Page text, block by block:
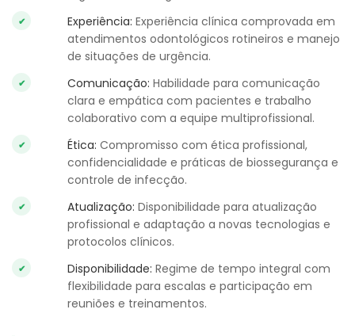
Experiência: Experiência clínica comprovada em
atendimentos odontológicos rotineiros e manejo
de situações de urgência.
Comunicação: Habilidade para comunicação
clara e empática com pacientes e trabalho
colaborativo com a equipe multiprofissional.
Ética: Compromisso com ética profissional,
confidencialidade e práticas de biossegurança e
controle de infecção.
Atualização: Disponibilidade para atualização
profissional e adaptação a novas tecnologias e
protocolos clínicos.
Disponibilidade: Regime de tempo integral com
flexibilidade para escalas e participação em
reuniões e treinamentos.